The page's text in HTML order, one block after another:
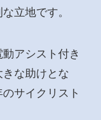
立地です。
アシスト付き
な助けとな
サイクリスト